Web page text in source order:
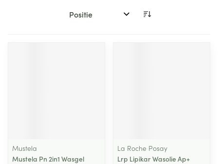
Sorteer op:
Mustela
Mustela Pn 2in1 Wasgel
La Roche Posay
Lrp Lipikar Wasolie Ap+